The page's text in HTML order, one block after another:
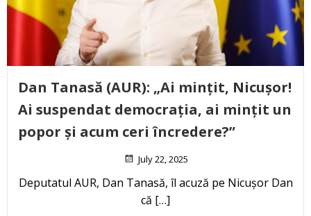
Dan Tanasă (AUR): „Ai mințit, Nicușor!
Ai suspendat democrația, ai mințit un
popor și acum ceri încredere?”
July 22, 2025
Deputatul AUR, Dan Tanasă, îl acuză pe Nicușor Dan
că […]